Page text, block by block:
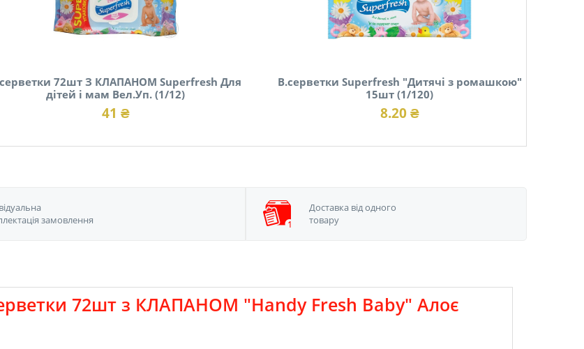
72шт З КЛАПАНОМ Superfresh Для
дітей і мам Вел.Уп. (1/12)
41 ₴
В.серветки Superfresh "Дитячі з ромашкою"
15шт (1/120)
8.20 ₴
замовлення
Доставка від одного
товару
72шт з КЛАПАНОМ "Handy Fresh Baby" Алоє